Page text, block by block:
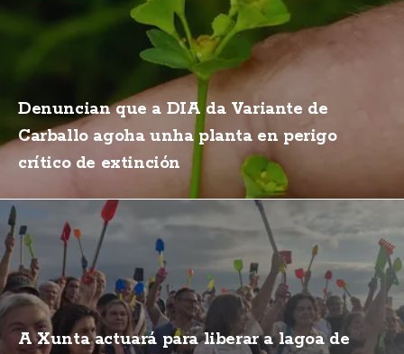
Denuncian que a DIA da Variante de
Carballo agoha unha planta en perigo
crítico de extinción
A Xunta actuará para liberar a lagoa de